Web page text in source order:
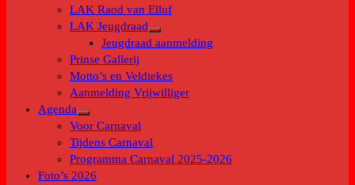
LAK Raod van Elluf
LAK Jeugdraad
Toon
Jeugdraad aanmelding
Prinse Gallerij
Motto’s en Veldtekes
Aanmelding Vrijwilliger
Agenda
Toon
submenu
Voor Carnaval
Tijdens Carnaval
Programma Carnaval 2025-2026
Foto’s 2026